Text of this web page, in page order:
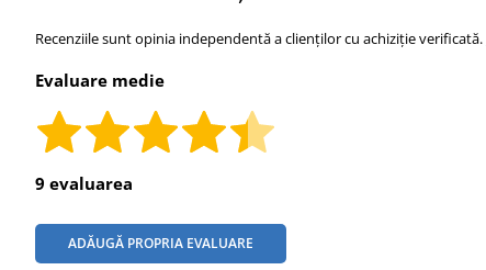
Recenziile sunt opinia independentă a clienților cu achiziție verificată.
Evaluare medie
9 evaluarea
ADĂUGĂ PROPRIA EVALUARE